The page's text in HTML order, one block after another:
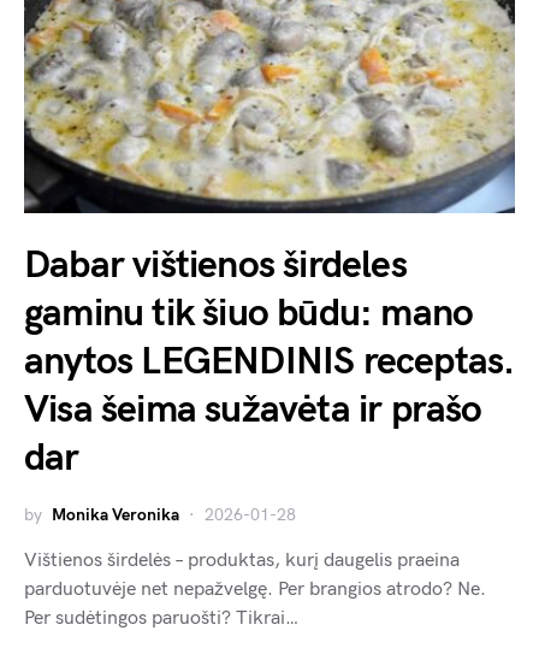
Dabar vištienos širdeles
gaminu tik šiuo būdu: mano
anytos LEGENDINIS receptas.
Visa šeima sužavėta ir prašo
dar
by Monika Veronika 2026-01-28
Vištienos širdelės – produktas, kurį daugelis praeina
parduotuvėje net nepažvelgę. Per brangios atrodo? Ne.
Per sudėtingos paruošti? Tikrai…